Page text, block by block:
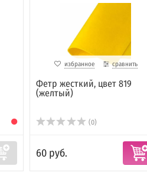
избранное сравнить
Фетр жесткий, цвет 819
(желтый)
(0)
60 руб.